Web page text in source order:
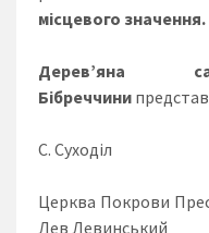
місцевого значення.
Дерев’яна
Бібреччини
С. Суходіл
Церква Покрови
Лев Левинський